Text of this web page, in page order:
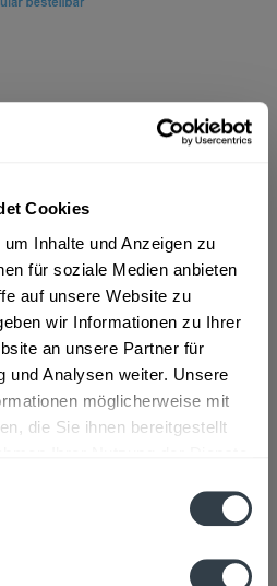
Cookies
Inhalte und Anzeigen zu
für soziale Medien anbieten
auf unsere Website zu
wir Informationen zu Ihrer
an unsere Partner für
und Analysen weiter. Unsere
möglicherweise mit
die Sie ihnen bereitgestellt